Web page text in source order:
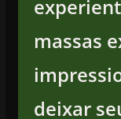
massas
deixar